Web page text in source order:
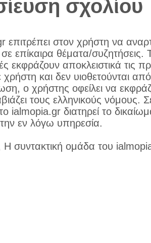
σχολίου
επιτρέπει στον χρήστη να
επίκαιρα θέματα/συζητήσεις.
εκφράζουν αποκλειστικά τις
χρήστη και δεν υιοθετούνται
ο χρήστης οφείλει να
τους ελληνικούς νόμους.
ialmopia.gr διατηρεί το
εν λόγω υπηρεσία.
Η συντακτική ομάδα του